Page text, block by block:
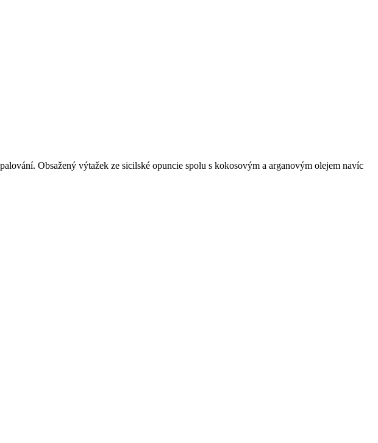
Obsažený výtažek ze sicilské opuncie spolu s kokosovým a arganovým olejem navíc